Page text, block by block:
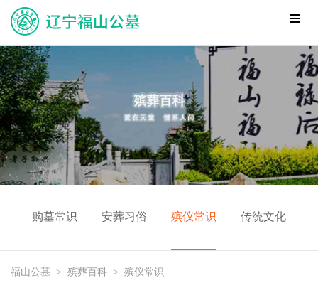
购墓常识 安葬习俗 殡仪常识 传统文化
福山公墓 > 殡葬百科 > 殡仪常识